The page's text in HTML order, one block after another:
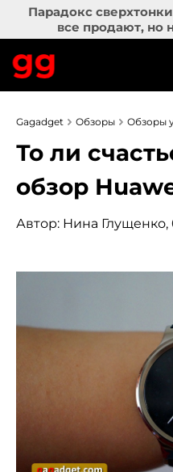
Парадокс
все продают, но
Gagadget Обзоры Обзоры
То ли
обзор
Автор: Нина Глущенко,